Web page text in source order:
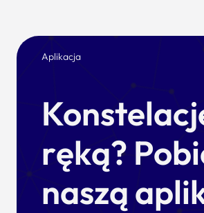
Aplikacja
ręką?
naszą